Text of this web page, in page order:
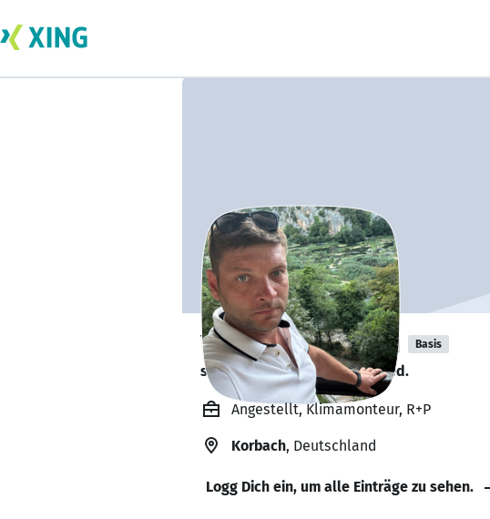
Yauheni Salnikau Basis
sucht ein neues Team-Mitglied.
Angestellt, Klimamonteur, R+P
Korbach, Deutschland
Logg Dich ein, um alle Einträge zu sehen.